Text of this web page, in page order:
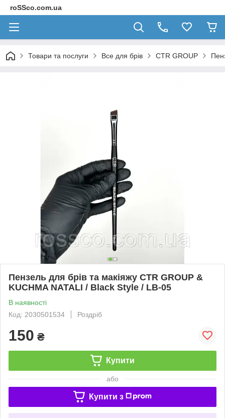
roSSco.com.ua
Товари та послуги Все для брів CTR GROUP
Пензель для брів та макіяжу CTR GROUP &
KUCHMA NATALI / Black Style / LB-05
В наявності
Код: 2030501534
Роздріб
150 ₴
Купити
або
Купити з